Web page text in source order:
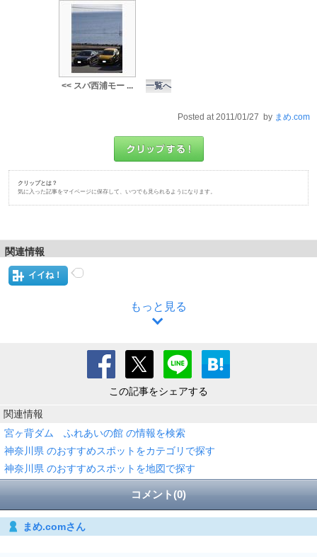
<< スパ西浦モー ... 一覧へ
Posted at 2011/01/27 by まめ.com
クリップとは？
気に入った記事をマイページに保存して、いつでも見られるようになります。
関連情報
イイね！
もっと見る
この記事をシェアする
関連情報
宮ヶ背ダム ふれあいの館 の情報を検索
神奈川県 のおすすめスポットをカテゴリで探す
神奈川県 のおすすめスポットを地図で探す
コメント(0)
まめ.comさん